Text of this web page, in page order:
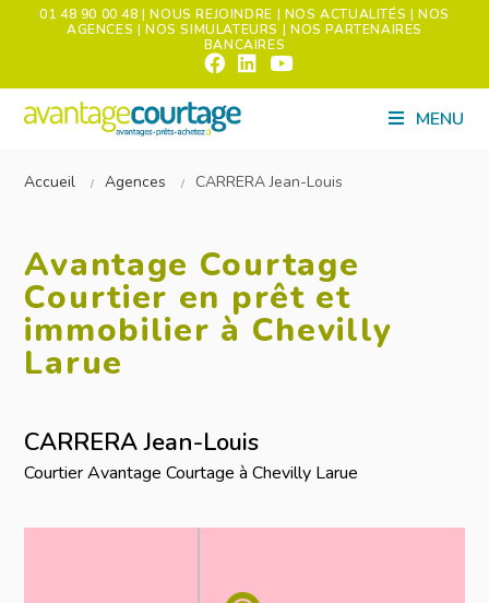
01 48 90 00 48 | NOUS REJOINDRE | NOS ACTUALITÉS | NOS
AGENCES | NOS SIMULATEURS | NOS PARTENAIRES
BANCAIRES
MENU
Accueil Agences CARRERA Jean-Louis
Avantage Courtage
Courtier en prêt et
immobilier à Chevilly
Larue
CARRERA Jean-Louis
Courtier Avantage Courtage à Chevilly Larue